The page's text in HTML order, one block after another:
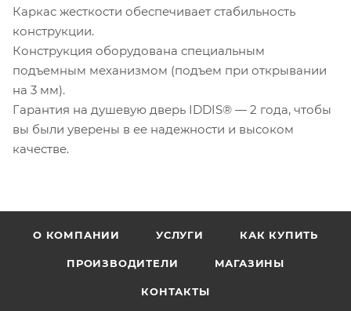
Каркас жесткости обеспечивает стабильность
конструкции.
Конструкция оборудована специальным
подъемным механизмом (подъем при открывании
на 3 мм).
Гарантия на душевую дверь IDDIS® — 2 года, чтобы
вы были уверены в ее надежности и высоком
качестве.
О КОМПАНИИ УСЛУГИ КАК КУПИТЬ
ПРОИЗВОДИТЕЛИ МАГАЗИНЫ
КОНТАКТЫ